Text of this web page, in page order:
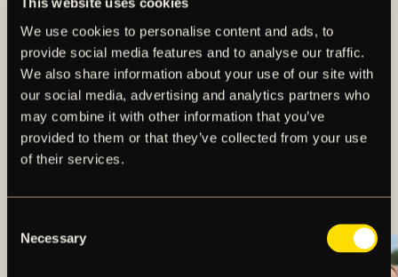
We use cookies to personalise content and ads, to
provide social media features and to analyse our traffic.
We also share information about your use of our site with
our social media, advertising and analytics partners who
may combine it with other information that you’ve
provided to them or that they’ve collected from your use
of their services.
Selection
Necessary
TRUPPEN MOT
ÖRGRYTE IS